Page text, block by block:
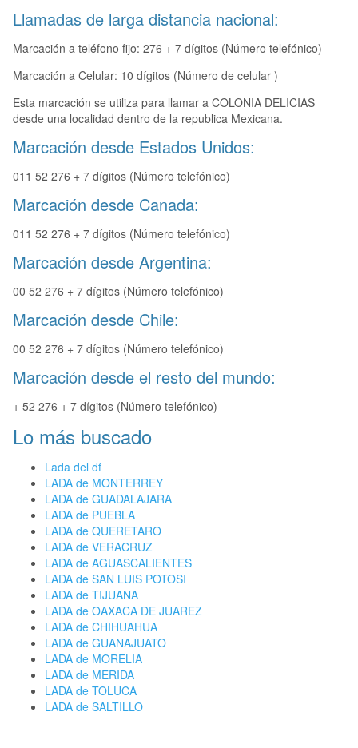
Llamadas de larga distancia nacional:
Marcación a teléfono fijo: 276 + 7 dígitos (Número telefónico)
Marcación a Celular: 10 dígitos (Número de celular )
Esta marcación se utiliza para llamar a COLONIA DELICIAS
desde una localidad dentro de la republica Mexicana.
Marcación desde Estados Unidos:
011 52 276 + 7 dígitos (Número telefónico)
Marcación desde Canada:
011 52 276 + 7 dígitos (Número telefónico)
Marcación desde Argentina:
00 52 276 + 7 dígitos (Número telefónico)
Marcación desde Chile:
00 52 276 + 7 dígitos (Número telefónico)
Marcación desde el resto del mundo:
+ 52 276 + 7 dígitos (Número telefónico)
Lo más buscado
Lada del df
LADA de MONTERREY
LADA de GUADALAJARA
LADA de PUEBLA
LADA de QUERETARO
LADA de VERACRUZ
LADA de AGUASCALIENTES
LADA de SAN LUIS POTOSI
LADA de TIJUANA
LADA de OAXACA DE JUAREZ
LADA de CHIHUAHUA
LADA de GUANAJUATO
LADA de MORELIA
LADA de MERIDA
LADA de TOLUCA
LADA de SALTILLO